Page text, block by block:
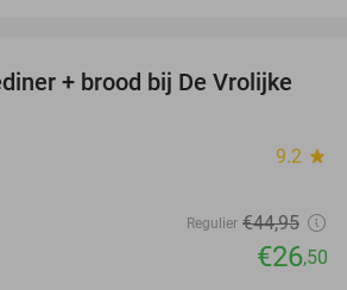
41%
+ brood bij De Vrolijke
9.2 star
Regulier €44,95
€26,50